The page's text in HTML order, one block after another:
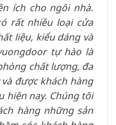
ích cho ngôi nhà.
rất nhiều loại cửa
liệu, kiểu dáng và
tự hào là
chất lượng, đa
được khách hàng
hiện nay. Chúng tôi
hàng những sản